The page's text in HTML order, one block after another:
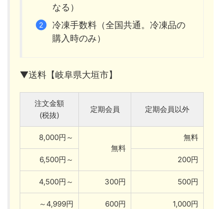
なる）
冷凍手数料（全国共通。冷凍品の
購入時のみ）
▼送料【岐阜県大垣市】
注文金額
(税抜)
定期会員 定期会員以外
8,000円～
無料
無料
6,500円～ 200円
4,500円～ 300円 500円
～4,999円 600円 1,000円